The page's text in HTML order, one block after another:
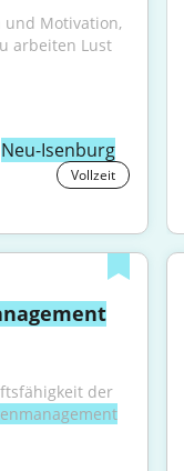
und Motivation,
arbeiten Lust
Neu-Isenburg
Vollzeit
der